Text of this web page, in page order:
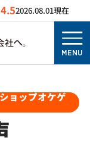
4.52026.08.01現在
MENU
ョップオケゲ